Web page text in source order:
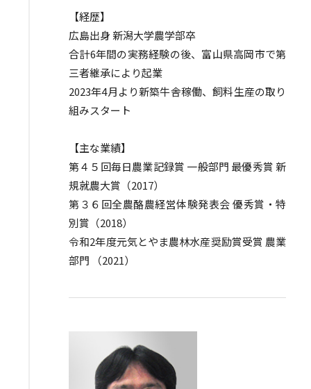
【経歴】
広島出身 新潟大学農学部卒
合計6年間の実務経験の後、富山県高岡市で第
三者継承により起業
2023年4月より新築牛舎稼働、飼料生産の取り
組みスタート
【主な業績】
第４５回毎日農業記録賞 一般部門 最優秀賞 新
規就農大賞（2017）
第３６回全農酪農経営体験発表会 優秀賞・特
別賞（2018）
令和2年度元気とやま農林水産奨励賞受賞 農業
部門 （2021）